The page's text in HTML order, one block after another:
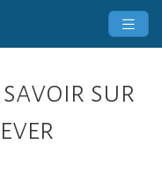
savoir sur